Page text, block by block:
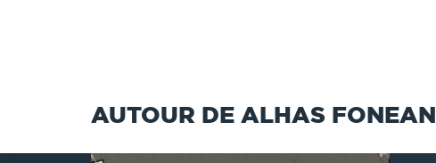
AUTOUR DE ALHAS FONEAN